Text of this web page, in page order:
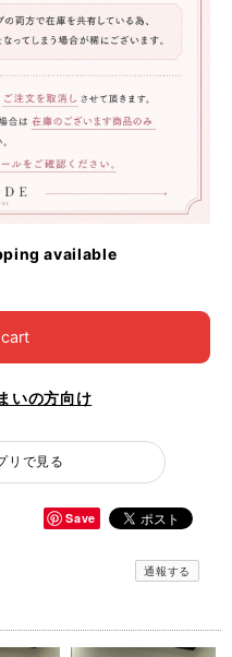
available
いの方向け
リで見る
Save
通報する